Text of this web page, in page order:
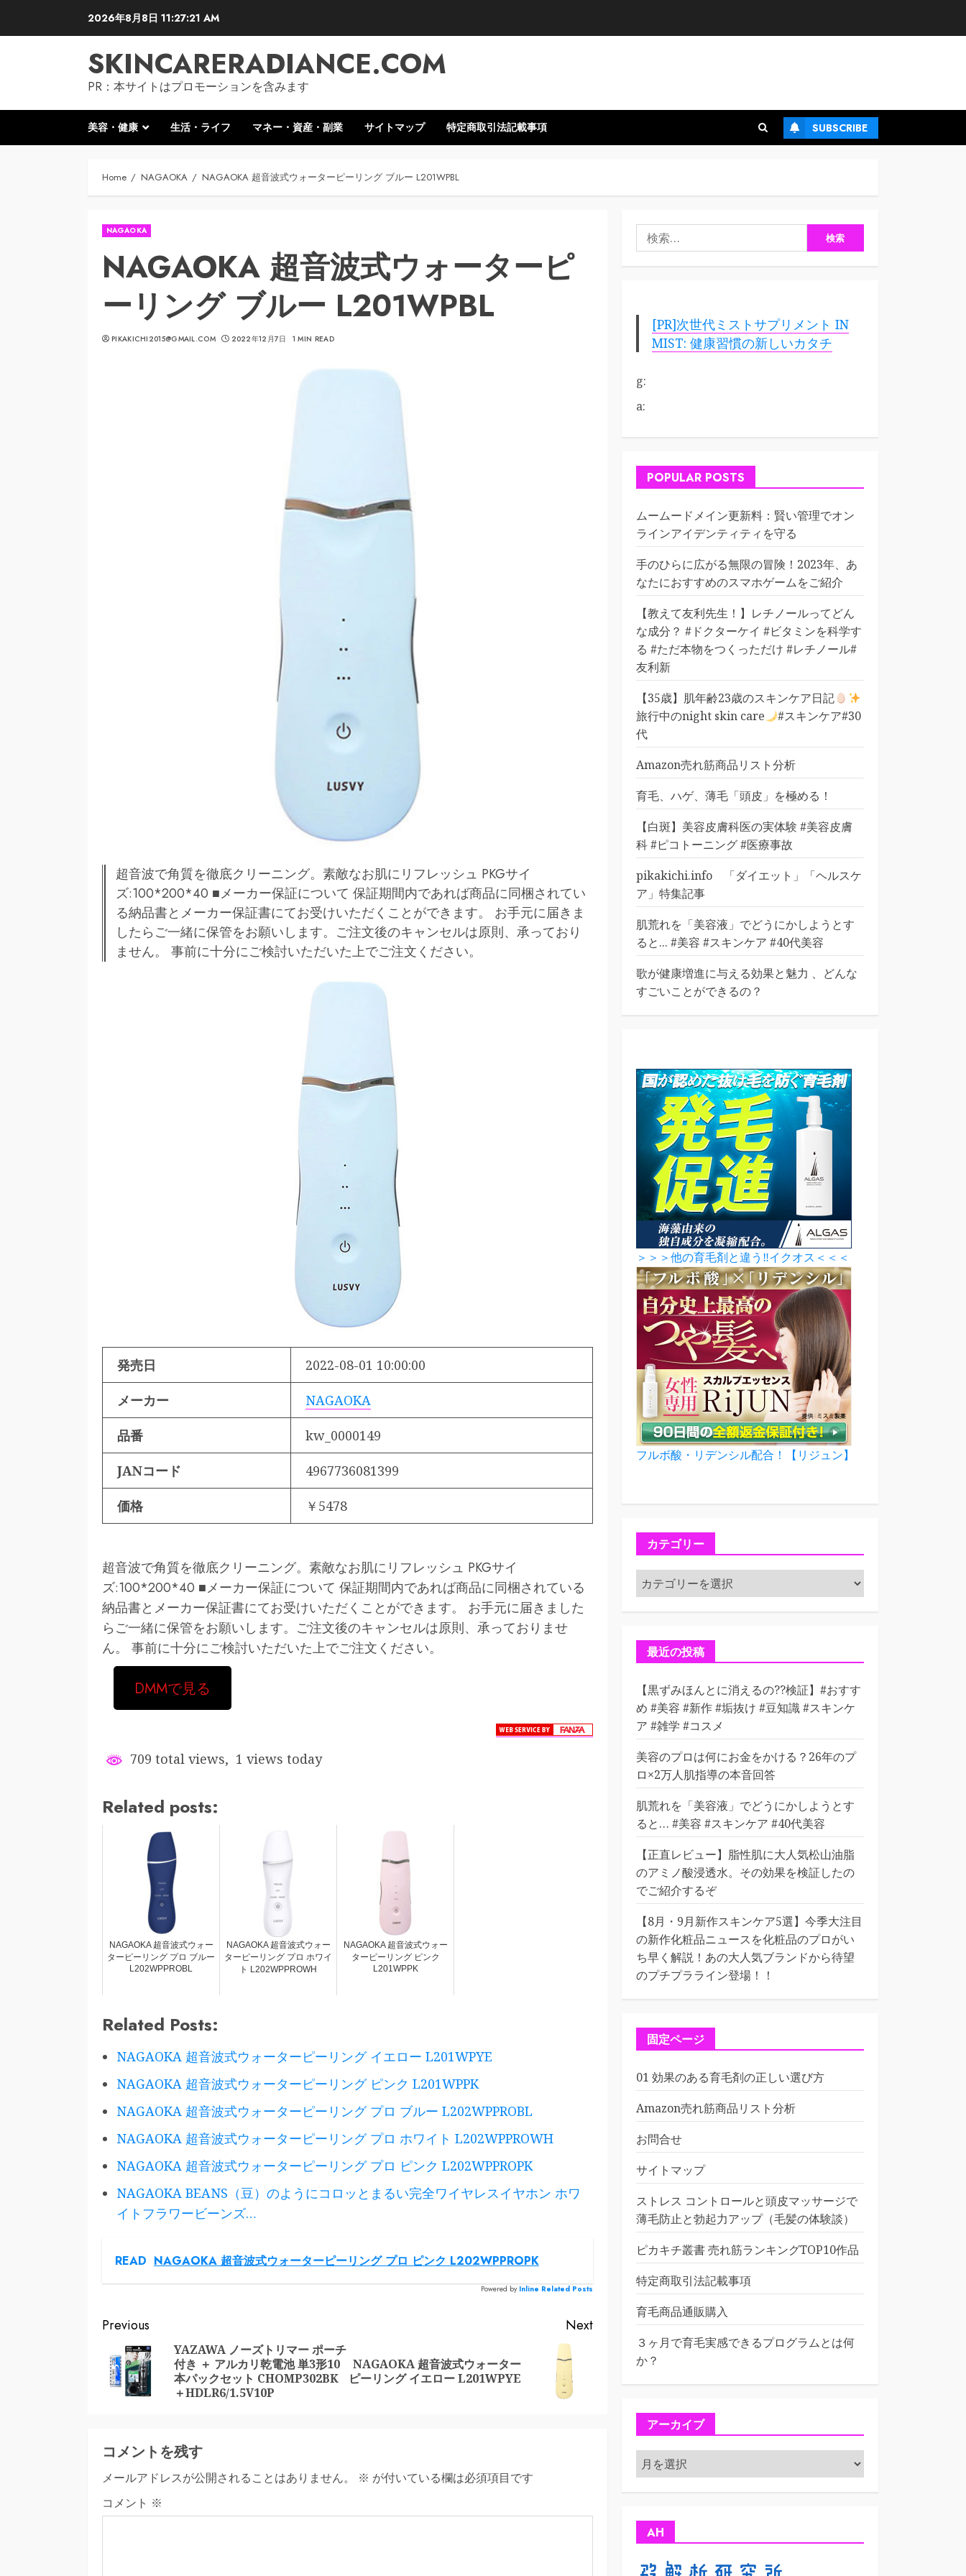
2026年8月8日 11:27:22 AM
SKINCARERADIANCE.COM
PR：本サイトはプロモーションを含みます
美容・健康 生活・ライフ マネー・資産・副業 サイトマップ 特定商取引法記載事項 SUBSCRIBE
Home NAGAOKA NAGAOKA 超音波式ウォーターピーリング ブルー L201WPBL
NAGAOKA
NAGAOKA 超音波式ウォーターピ
ーリング ブルー L201WPBL
PIKAKICHI2015@GMAIL.COM 2022年12月7日 1 MIN READ
超音波で角質を徹底クリーニング。素敵なお肌にリフレッシュ PKGサイ
ズ:100*200*40 ■メーカー保証について 保証期間内であれば商品に同梱されてい
る納品書とメーカー保証書にてお受けいただくことができます。 お手元に届きま
したらご一緒に保管をお願いします。ご注文後のキャンセルは原則、承っており
ません。 事前に十分にご検討いただいた上でご注文ください。
発売日 2022-08-01 10:00:00
メーカー NAGAOKA
品番 kw_0000149
JANコード 4967736081399
価格 ￥5478
超音波で角質を徹底クリーニング。素敵なお肌にリフレッシュ PKGサイ
ズ:100*200*40 ■メーカー保証について 保証期間内であれば商品に同梱されている
納品書とメーカー保証書にてお受けいただくことができます。 お手元に届きました
らご一緒に保管をお願いします。ご注文後のキャンセルは原則、承っておりませ
ん。 事前に十分にご検討いただいた上でご注文ください。
DMMで見る
709 total views, 1 views today
Related posts:
NAGAOKA 超音波式ウォー
ターピーリング プロ ブルー
L202WPPROBL
NAGAOKA 超音波式ウォー
ターピーリング プロ ホワイ
ト L202WPPROWH
NAGAOKA 超音波式ウォー
ターピーリング ピンク
L201WPPK
Related Posts:
NAGAOKA 超音波式ウォーターピーリング イエロー L201WPYE
NAGAOKA 超音波式ウォーターピーリング ピンク L201WPPK
NAGAOKA 超音波式ウォーターピーリング プロ ブルー L202WPPROBL
NAGAOKA 超音波式ウォーターピーリング プロ ホワイト L202WPPROWH
NAGAOKA 超音波式ウォーターピーリング プロ ピンク L202WPPROPK
NAGAOKA BEANS（豆）のようにコロッとまるい完全ワイヤレスイヤホン ホワ
イトフラワービーンズ…
READ NAGAOKA 超音波式ウォーターピーリング プロ ピンク L202WPPROPK
Powered by Inline Related Posts
Continue
Reading
Previous
Previous
post:
YAZAWA ノーズトリマー ポーチ
付き ＋ アルカリ乾電池 単3形10
本パックセット CHOMP302BK
＋HDLR6/1.5V10P
Next
Next
post:
NAGAOKA 超音波式ウォーター
ピーリング イエロー L201WPYE
コメントを残す
メールアドレスが公開されることはありません。 ※ が付いている欄は必須項目です
コメント ※
検
索:
[PR]次世代ミストサプリメント IN
MIST: 健康習慣の新しいカタチ
g:
a:
POPULAR POSTS
ムームードメイン更新料：賢い管理でオン
ラインアイデンティティを守る
手のひらに広がる無限の冒険！2023年、あ
なたにおすすめのスマホゲームをご紹介
【教えて友利先生！】レチノールってどん
な成分？ #ドクターケイ #ビタミンを科学す
る #ただ本物をつくっただけ #レチノール#
友利新
【35歳】肌年齢23歳のスキンケア日記
旅行中のnight skin care
#スキンケア#30
代
Amazon売れ筋商品リスト分析
育毛、ハゲ、薄毛「頭皮」を極める！
【白斑】美容皮膚科医の実体験 #美容皮膚
科 #ピコトーニング #医療事故
pikakichi.info 「ダイエット」「ヘルスケ
ア」特集記事
肌荒れを「美容液」でどうにかしようとす
ると... #美容 #スキンケア #40代美容
歌が健康増進に与える効果と魅力 、どんな
すごいことができるの？
＞＞＞他の育毛剤と違う‼イクオス＜＜＜
フルボ酸・リデンシル配合！【リジュン】
カテゴリー
カ
テ
ゴ
ー最近の投稿
【黒ずみほんとに消えるの??検証】#おすす
め #美容 #新作 #垢抜け #豆知識 #スキンケ
ア #雑学 #コスメ
美容のプロは何にお金をかける？26年のプ
ロ×2万人肌指導の本音回答
肌荒れを「美容液」でどうにかしようとす
ると… #美容 #スキンケア #40代美容
【正直レビュー】脂性肌に大人気松山油脂
のアミノ酸浸透水。その効果を検証したの
でご紹介するぞ
【8月・9月新作スキンケア5選】今季大注目
の新作化粧品ニュースを化粧品のプロがい
ち早く解説！あの大人気ブランドから待望
のプチプラライン登場！！
固定ページ
01 効果のある育毛剤の正しい選び方
Amazon売れ筋商品リスト分析
お問合せ
サイトマップ
ストレス コントロールと頭皮マッサージで
薄毛防止と勃起力アップ（毛髪の体験談）
ピカキチ叢書 売れ筋ランキングTOP10作品
特定商取引法記載事項
育毛商品通販購入
３ヶ月で育毛実感できるプログラムとは何
か？
アーカイブ
ア
ー
カ
AH